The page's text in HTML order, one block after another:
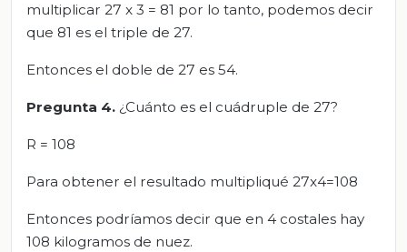
multiplicar 27 x 3 = 81 por lo tanto, podemos decir
que 81 es el triple de 27.
Entonces el doble de 27 es 54.
Pregunta 4. ¿Cuánto es el cuádruple de 27?
R = 108
Para obtener el resultado multipliqué 27x4=108
Entonces podríamos decir que en 4 costales hay
108 kilogramos de nuez.